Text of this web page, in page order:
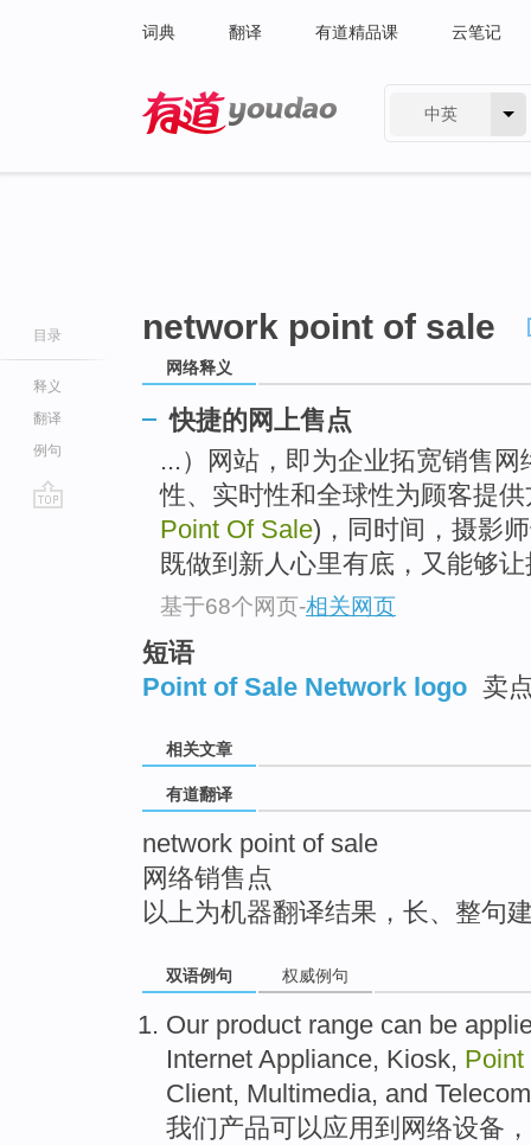
词典 翻译 有道精品课 云笔记
中英
目录
释义
翻译
例句
network point of sale
网络释义
快捷的网上售点
...）网站，即为企业拓宽销售
性、实时性和全球性为顾客提
Point Of Sale)，同时间，摄影
既做到新人心里有底，又能够
基于68个网页-相关网页
短语
Point of Sale Network logo 卖
相关文章
有道翻译
network point of sale
网络销售点
以上为机器翻译结果，长、整句
双语例句 权威例句
Our product range can be
Internet Appliance, Kiosk, Point
Client, Multimedia, and
我们产品可以应用到 网络设备 ，